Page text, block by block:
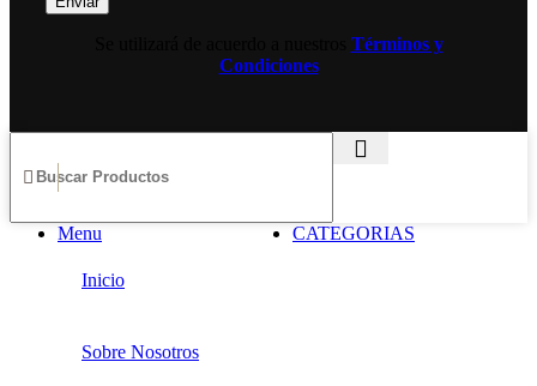
Términos y
Condiciones
Menu CATEGORIAS
Inicio
Sobre Nosotros